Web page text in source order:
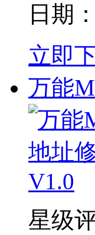
日期
立即
万能
星级